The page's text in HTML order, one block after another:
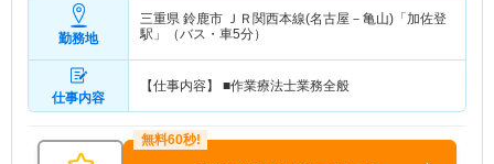
勤務地
三重県 鈴鹿市 ＪＲ関西本線(名古屋－亀山)「加佐登
駅」（バス・車5分）
仕事内容
【仕事内容】 ■作業療法士業務全般